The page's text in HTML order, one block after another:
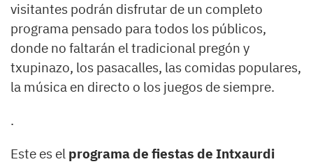
visitantes podrán disfrutar de un completo
programa pensado para todos los públicos,
donde no faltarán el tradicional pregón y
txupinazo, los pasacalles, las comidas populares,
la música en directo o los juegos de siempre.
.
Este es el programa de fiestas de Intxaurdi